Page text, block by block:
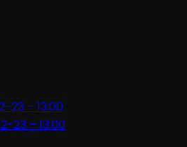
23 – 13:00
23 – 13:00